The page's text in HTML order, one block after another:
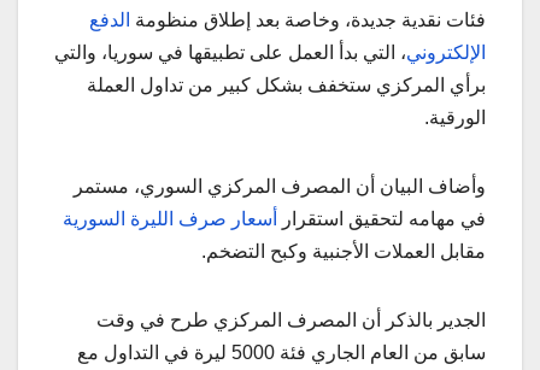
فئات نقدية جديدة، وخاصة بعد إطلاق منظومة الدفع
الإلكتروني، التي بدأ العمل على تطبيقها في سوريا، والتي
برأي المركزي ستخفف بشكل كبير من تداول العملة
الورقية.
وأضاف البيان أن المصرف المركزي السوري، مستمر
في مهامه لتحقيق استقرار
أسعار صرف الليرة السورية
مقابل العملات الأجنبية وكبح التضخم.
الجدير بالذكر أن المصرف المركزي طرح في وقت
سابق من العام الجاري فئة 5000 ليرة في التداول مع